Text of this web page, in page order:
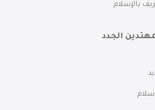
بالإسلام
الجدد